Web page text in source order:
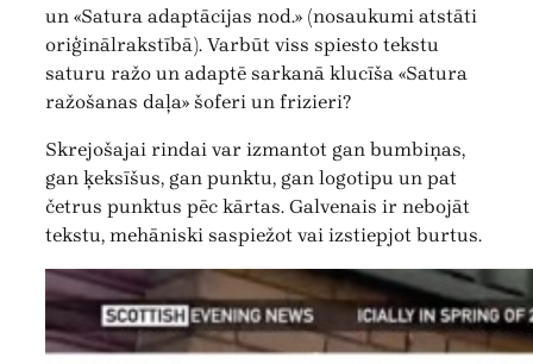
un «Satura adaptācijas nod.» (nosaukumi atstāti
oriģinālrakstībā). Varbūt viss spiesto tekstu
saturu ražo un adaptē sarkanā klucīša «Satura
ražošanas daļa» šoferi un frizieri?
Skrejošajai rindai var izmantot gan bumbiņas,
gan ķeksīšus, gan punktu, gan logotipu un pat
četrus punktus pēc kārtas. Galvenais ir nebojāt
tekstu, mehāniski saspiežot vai izstiepjot burtus.